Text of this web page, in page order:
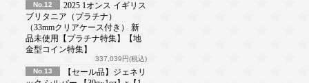
No.12
2025 1オンス イギリス
ブリタニア（プラチナ）
（33mmクリアケース付き） 新
品未使用【プラチナ特集】【地
金型コイン特集】
337,039円(税込)
No.13
【セール品】ジェネリ